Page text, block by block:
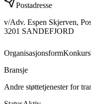
Postadresse
v/Adv. Espen Skjerven,
3201 SANDEFJORD
Organisasjonsform
Bransje
Andre støttetjenester for